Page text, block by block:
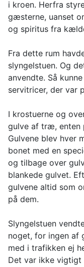
i kroen. Herfra
gæsterne, uanset
og spiritus fra
Fra dette rum
slyngelstuen. Og
anvendte. Så
servitricer, der var
I krostuerne og
gulve af træ, enten
Gulvene blev hver
bonet med en
og tilbage over
blankede gulvet.
gulvene altid som
på dem.
Slyngelstuen
noget, for ingen af
med i trafikken ej
Det var ikke vigtigt